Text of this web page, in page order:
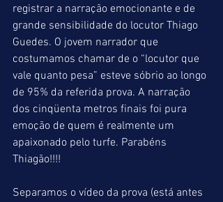
registrar a narração emocionante e de
grande sensibilidade do locutor Thiago
Guedes. O jovem narrador que
costumamos chamar de o “locutor que
vale quanto pesa” esteve sóbrio ao longo
de 95% da referida prova. A narração
dos cinqüenta metros finais foi pura
emoção de quem é realmente um
apaixonado pelo turfe. Parabéns
Thiagão!!!!
Separamos o vídeo da prova (está antes